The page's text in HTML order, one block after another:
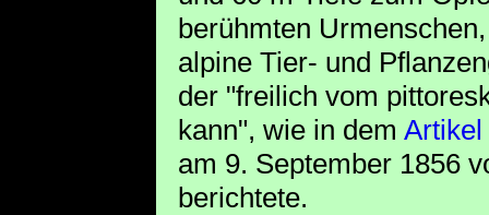
berühmten
alpine Tier- und
der "freilich vom
kann", wie in dem Artikel
am 9. September 1856
berichtete.